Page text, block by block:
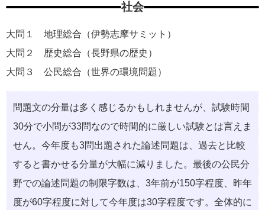
社会
大問１ 地理総合（伊勢志摩サミット）
大問２ 歴史総合（長野県の歴史）
大問３ 公民総合（世界の環境問題）
問題文の分量は多く感じるかもしれませんが、試験時間
30分で小問が33問なので時間的に厳しい試験とは言えま
せん。今年度も3問出題された論述問題は、過去と比較
すると書かせる分量が大幅に減りました。最後の公民分
野での論述問題の制限字数は、3年前が150字程度、昨年
度が60字程度に対して今年度は30字程度です。全体的に